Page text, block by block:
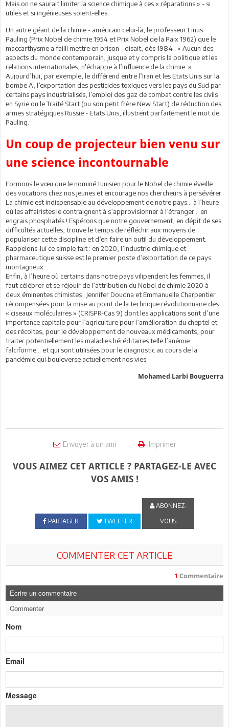
Mais on ne saurait limiter la science chimique à ces « réparations » - si
utiles et si ingénieuses soient-elles.
Un autre géant de la chimie - américain celui-là, le professeur Linus
Pauling (Prix Nobel de chimie 1954 et Prix Nobel de la Paix 1962) que le
maccarthysme a failli mettre en prison - disait, dès 1984 : « Aucun des
aspects du monde contemporain, jusque et y compris la politique et les
relations internationales, n'échappe à l’influence de la chimie. »
Aujourd’hui, par exemple, le différend entre l’Iran et les Etats Unis sur la
bombe A, l’exportation des pesticides toxiques vers les pays du Sud par
certains pays industrialisés, l’emploi des gaz de combat contre les civils
en Syrie ou le Traité Start (ou son petit frère New Start) de réduction des
armes stratégiques Russie - Etats Unis, illustrent parfaitement le mot de
Pauling.
Un coup de projecteur bien venu sur
une science incontournable
Formons le vœu que le nominé tunisien pour le Nobel de chimie éveille
des vocations chez nos jeunes et encourage nos chercheurs à persévérer.
La chimie est indispensable au développement de notre pays… à l’heure
où les affairistes le contraignent à s’approvisionner à l’étranger… en
engrais phosphatés ! Espérons que notre gouvernement, en dépit de ses
difficultés actuelles, trouve le temps de réfléchir aux moyens de
populariser cette discipline et d’en faire un outil du développement.
Rappelons-lui ce simple fait : en 2020, l’industrie chimique et
pharmaceutique suisse est le premier poste d’exportation de ce pays
montagneux.
Enfin, à l’heure où certains dans notre pays vilipendent les femmes, il
faut célébrer et se réjouir de l’attribution du Nobel de chimie 2020 à
deux éminentes chimistes : Jennifer Doudna et Emmanuelle Charpentier
récompensées pour la mise au point de la technique révolutionnaire des
« ciseaux moléculaires » (CRISPR-Cas 9) dont les applications sont d’une
importance capitale pour l’agriculture pour l’amélioration du cheptel et
des récoltes, pour le développement de nouveaux médicaments, pour
traiter potentiellement les maladies héréditaires telle l’anémie
falciforme… et qui sont utilisées pour le diagnostic au cours de la
pandémie qui bouleverse actuellement nos vies.
Mohamed Larbi Bouguerra
Envoyer à un ami Imprimer
VOUS AIMEZ CET ARTICLE ? PARTAGEZ-LE AVEC
VOS AMIS !
PARTAGER TWEETER
ABONNEZ-
VOUS
COMMENTER CET ARTICLE
1 Commentaire
Ecrire un commentaire
Commenter
Nom
Email
Message